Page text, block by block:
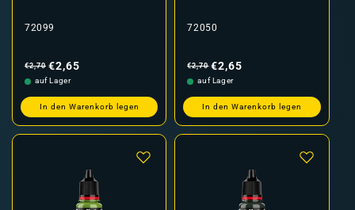
72099
Preis
€2,70 €2,65
auf Lager
In den Warenkorb legen
72050
Preis
€2,70 €2,65
auf Lager
In den Warenkorb legen